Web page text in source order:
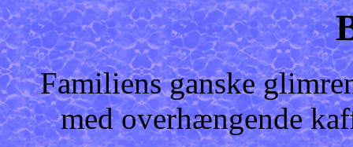
Familiens ganske
med overhængende